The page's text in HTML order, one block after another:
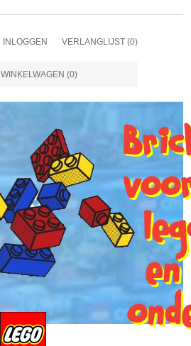
INLOGGEN VERLANGLIJST (0)
WINKELWAGEN (0)